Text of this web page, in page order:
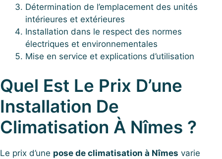
Détermination de l’emplacement des unités
intérieures et extérieures
Installation dans le respect des normes
électriques et environnementales
Mise en service et explications d’utilisation
Quel Est Le Prix D’une
Installation De
Climatisation À Nîmes ?
Le prix d’une pose de climatisation à Nîmes varie